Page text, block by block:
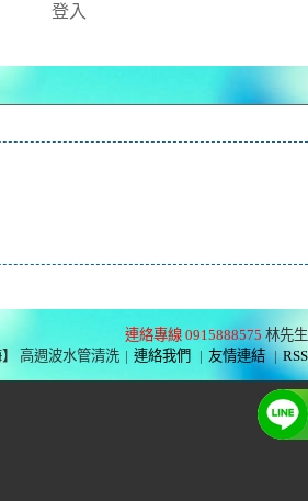
登入
連絡專線 0915888575 林先生
高週波水管清洗 | 連絡我們 | 友情連結 | RSS